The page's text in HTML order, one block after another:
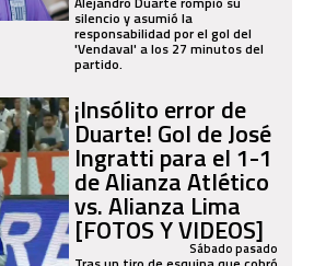
silencio y asumió la
responsabilidad por el gol del
'Vendaval' a los 27 minutos del
partido.
¡Insólito error de
Duarte! Gol de José
Ingratti para el 1-1
de Alianza Atlético
vs. Alianza Lima
[FOTOS Y VIDEOS]
Sábado pasado